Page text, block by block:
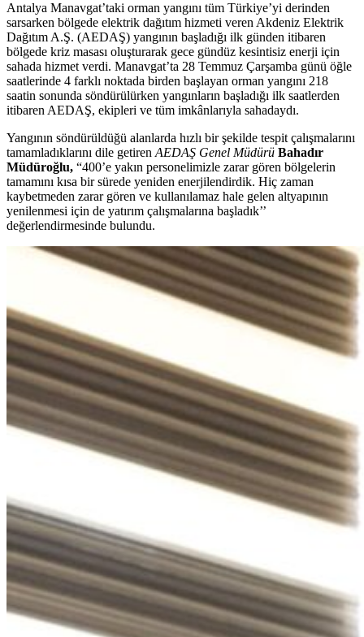
Antalya Manavgat’taki orman yangını tüm Türkiye’yi derinden
sarsarken bölgede elektrik dağıtım hizmeti veren Akdeniz Elektrik
Dağıtım A.Ş. (AEDAŞ) yangının başladığı ilk günden itibaren
bölgede kriz masası oluşturarak gece gündüz kesintisiz enerji için
sahada hizmet verdi. Manavgat’ta 28 Temmuz Çarşamba günü öğle
saatlerinde 4 farklı noktada birden başlayan orman yangını 218
saatin sonunda söndürülürken yangınların başladığı ilk saatlerden
itibaren AEDAŞ, ekipleri ve tüm imkânlarıyla sahadaydı.
Yangının söndürüldüğü alanlarda hızlı bir şekilde tespit çalışmalarını
tamamladıklarını dile getiren AEDAŞ Genel Müdürü Bahadır
Müdüroğlu, “400’e yakın personelimizle zarar gören bölgelerin
tamamını kısa bir sürede yeniden enerjilendirdik. Hiç zaman
kaybetmeden zarar gören ve kullanılamaz hale gelen altyapının
yenilenmesi için de yatırım çalışmalarına başladık’’
değerlendirmesinde bulundu.